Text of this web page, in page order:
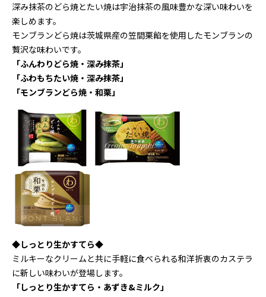
深み抹茶のどら焼とたい焼は宇治抹茶の風味豊かな深い味わいを
楽しめます。
モンブランどら焼は茨城県産の笠間栗餡を使用したモンブランの
贅沢な味わいです。
「ふんわりどら焼・深み抹茶」
「ふわもちたい焼・深み抹茶」
「モンブランどら焼・和栗」
◆しっとり生かすてら◆
ミルキーなクリームと共に手軽に食べられる和洋折衷のカステラ
に新しい味わいが登場します。
「しっとり生かすてら・あずき&ミルク」